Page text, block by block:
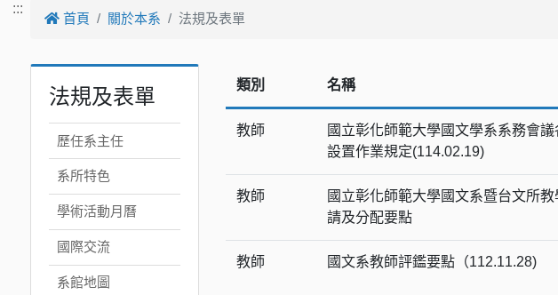
:::
首頁 關於本系 法規及表單
法規及表單
歷任系主任
系所特色
學術活動月曆
國際交流
系館地圖
類別 名稱
教師
國立彰化師範大學國文學系系務會
設置作業規定(114.02.19)
教師
國立彰化師範大學國文系暨台文所教
請及分配要點
教師
國文系教師評鑑要點（112.11.28)